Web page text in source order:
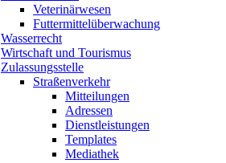
Veterinärwesen
Futtermittelüberwachung
Wasserrecht
Wirtschaft und Tourismus
Zulassungsstelle
Straßenverkehr
Mitteilungen
Adressen
Dienstleistungen
Templates
Mediathek